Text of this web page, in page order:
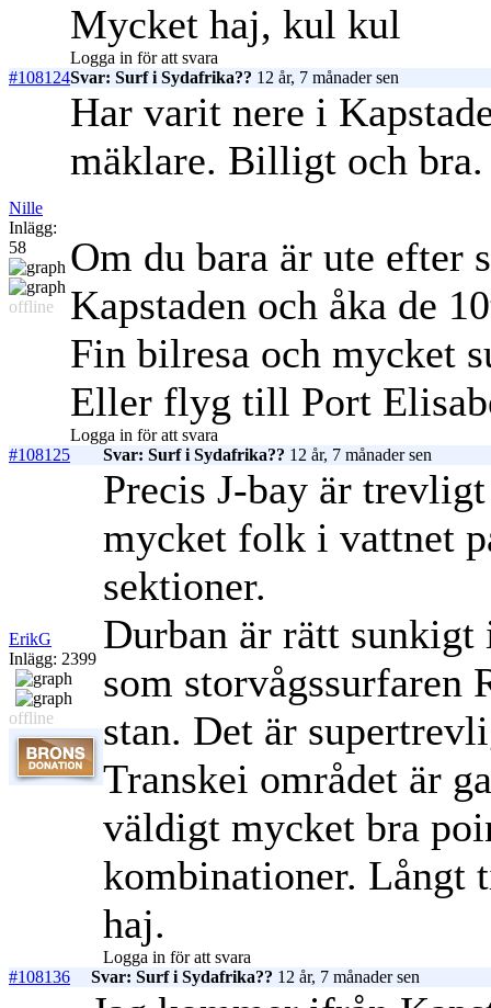
Mycket haj, kul kul
Logga in för att svara
#108124Svar: Surf i Sydafrika?? 12 år, 7 månader sen
Nille
Inlägg:
58
offline
Har varit nere i
mäklare. Billigt och bra.
Om du bara är ute efter
Kapstaden och åka de
Fin bilresa och mycket
Eller flyg till Port
Logga in för att svara
#108125
Svar: Surf i Sydafrika?? 12 år, 7 månader sen
ErikG
Inlägg: 2399
offline
Precis J-bay är
mycket folk i vattnet
sektioner.
Durban är rätt sunkigt
som storvågssurfaren
stan. Det är
Transkei området är
väldigt mycket bra
kombinationer. Långt
haj.
Logga in för att svara
#108136
Svar: Surf i Sydafrika?? 12 år, 7 månader sen